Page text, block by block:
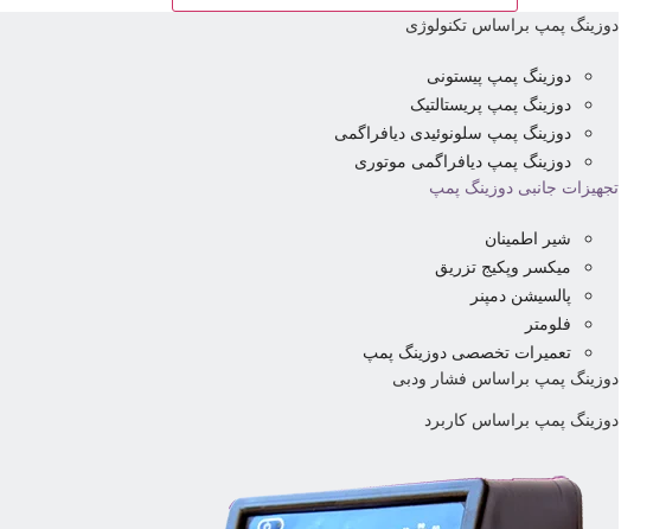
دوزینگ پمپ براساس تکنولوژی
دوزینگ پمپ پیستونی
دوزینگ پمپ پریستالتیک
دوزینگ پمپ سلونوئیدی دیافراگمی
دوزینگ پمپ دیافراگمی موتوری
تجهیزات جانبی دوزینگ پمپ
شیر اطمینان
میکسر وپکیج تزریق
پالسیشن دمپنر
فلومتر
تعمیرات تخصصی دوزینگ پمپ
دوزینگ پمپ براساس فشار ودبی
دوزینگ پمپ براساس کاربرد